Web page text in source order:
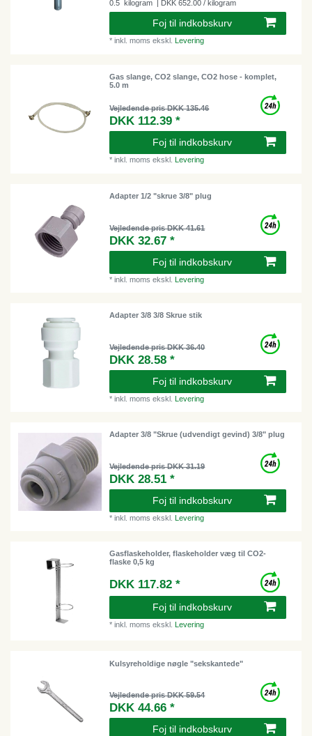
0.5 kilogram | DKK 652.00 / kilogram
Foj til indkobskurv
*inkl. moms ekskl. Levering
Gas slange, CO2 slange, CO2 hose - komplet,
5.0 m
Vejledende pris DKK 135.46
DKK 112.39 *
Foj til indkobskurv
*inkl. moms ekskl. Levering
Adapter 1/2 "skrue 3/8" plug
Vejledende pris DKK 41.61
DKK 32.67 *
Foj til indkobskurv
*inkl. moms ekskl.Levering
Adapter 3/8 3/8 Skrue stik
Vejledende pris DKK 36.40
DKK 28.58 *
Foj til indkobskurv
*inkl. moms ekskl.Levering
Adapter 3/8 "Skrue (udvendigt gevind) 3/8" plug
Vejledende pris DKK 31.19
DKK 28.51 *
Foj til indkobskurv
*inkl. moms ekskl.Levering
Gasflaskeholder, flaskeholder væg til CO2-
flaske 0,5 kg
DKK 117.82 *
Foj til indkobskurv
*inkl. moms ekskl.Levering
Kulsyreholdige nøgle "sekskantede"
Vejledende pris DKK 59.54
DKK 44.66 *
Foj til indkobskurv